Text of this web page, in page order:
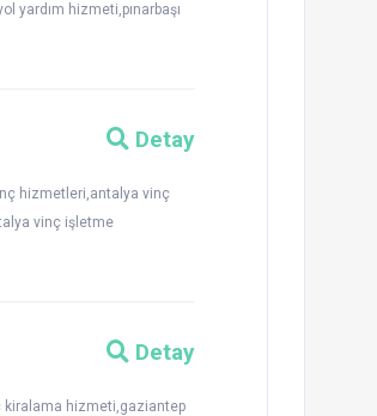
yardım hizmeti,pınarbaşı
Detay
hizmetleri,antalya vinç
vinç işletme
Detay
kiralama hizmeti,gaziantep